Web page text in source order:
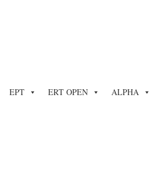
ΕΡΤ ERT OPEN ALPHA